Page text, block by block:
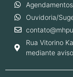
Ouvidoria/
Rua Vitorino
mediante